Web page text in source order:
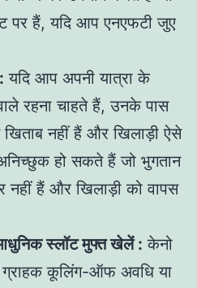
पर हैं, यदि आप एनएफटी जुए
यदि आप अपनी यात्रा के
रहना चाहते हैं, उनके पास
नहीं हैं और खिलाड़ी ऐसे
हो सकते हैं जो भुगतान
नहीं हैं और खिलाड़ी को वापस
स्लॉट मुफ्त खेलें : केनो
कूलिंग-ऑफ अवधि या